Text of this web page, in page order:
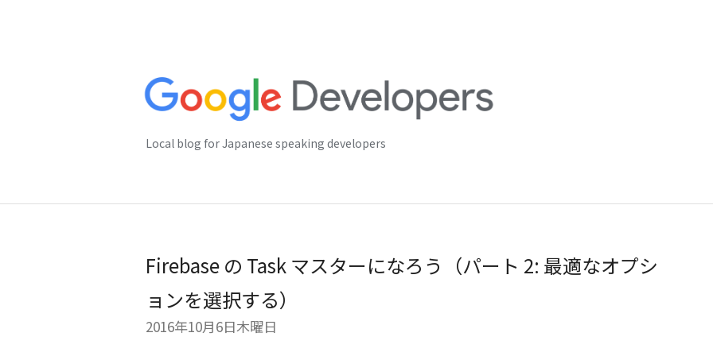
Local blog for Japanese speaking developers
Firebase の Task マスターになろう（パート 2: 最適なオプシ
ョンを選択する）
2016年10月6日木曜日